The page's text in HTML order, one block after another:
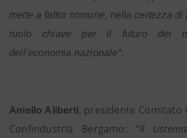
mette a fattor comune, nella certezza di
ruolo chiave per il futuro dei
dell’economia nazionale”.
Aniello Aliberti, presidente Comitato
Confindustria Bergamo: “Il